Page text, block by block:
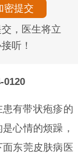
，医生将立
听！
0120
有带状疱疹的
心情的烦躁，
东莞皮肤病医